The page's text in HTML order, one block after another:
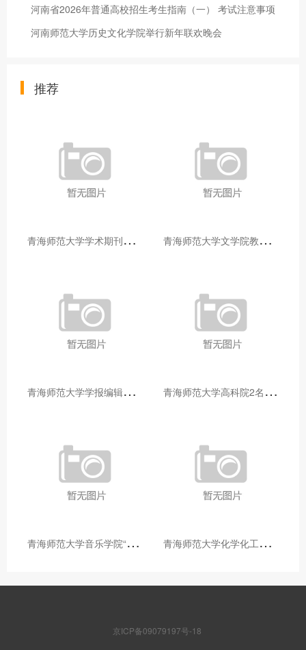
河南省2026年普通高校招生考生指南（一） 考试注意事项
河南师范大学历史文化学院举行新年联欢晚会
推荐
青
海师范大学学术期刊两个专栏入选2025年青海省期刊重点专栏 青
海师范大学文学院教师赴山东省相关高校和学术机构交流学习
青
海师范大学学报编辑部赴大通县城关镇上毛佰胜村开展帮扶慰问活动 青
海师范大学高科院2名专家当选中国科学院院士
青
海师范大学音乐学院“青舞华章”本科舞蹈专业中期汇报圆满落幕 青
海师范大学化学化工学院开展铸牢中华民族共同体意识大讲堂活动
京ICP备09079197号-18